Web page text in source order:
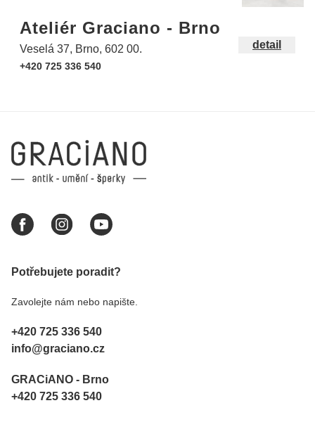
Ateliér Graciano - Brno
Veselá 37, Brno, 602 00.
+420 725 336 540
detail
Potřebujete poradit?
Zavolejte nám nebo napište.
+420 725 336 540
info@graciano.cz
GRACiANO - Brno
+420 725 336 540